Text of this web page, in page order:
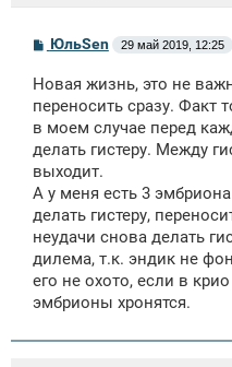
С
б
щ
н
и
ЮльSen 29 май 2019, 12:25
Новая жизнь, это не
переносить сразу. Факт
в моем случае перед
делать гистеру. Между
выходит.
А у меня есть 3
делать гистеру,
неудачи снова делать
дилема, т.к. эндик не
его не охото, если в
эмбрионы хронятся.